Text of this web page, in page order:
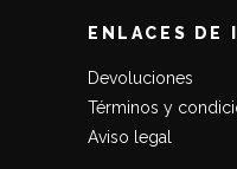
ENLACES DE
Devoluciones
Términos y
Aviso legal